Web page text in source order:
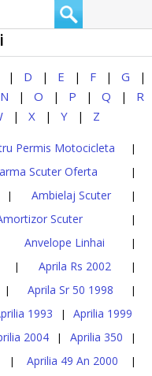
| D | E | F | G |
N | O | P | Q | R
| X | Y | Z
Permis Motocicleta |
Scuter Oferta |
Ambielaj Scuter |
Scuter |
Anvelope Linhai |
| Aprila Rs 2002 |
Aprila Sr 50 1998 |
1993 | Aprilia 1999
2004 | Aprilia 350 |
| Aprilia 49 An 2000 |